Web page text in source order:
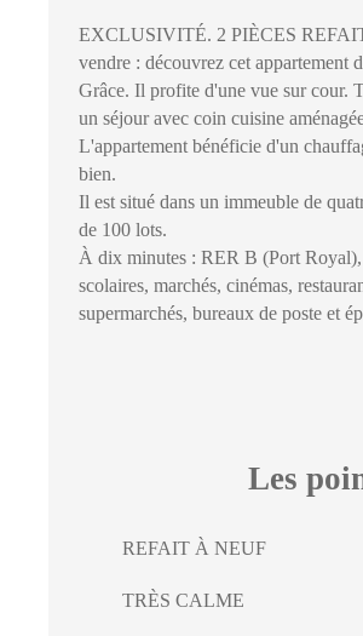
EXCLUSIVITÉ. 2 PIÈCES
vendre : découvrez cet appartement
Grâce. Il profite d'une vue sur cour.
un séjour avec coin cuisine
L'appartement bénéficie d'un
bien.
Il est situé dans un immeuble de
de 100 lots.
À dix minutes : RER B (Port Royal),
scolaires, marchés, cinémas,
supermarchés, bureaux de poste et
Les
REFAIT À NEUF
TRÈS CALME